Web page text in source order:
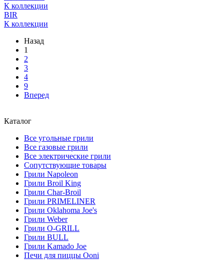
К коллекции
BIR
К коллекции
Назад
1
2
3
4
9
Вперед
Каталог
Все угольные грили
Все газовые грили
Все электрические грили
Сопутствующие товары
Грили Napoleon
Грили Broil King
Грили Char-Broil
Грили PRIMELINER
Грили Oklahoma Joe's
Грили Weber
Грили O-GRILL
Грили BULL
Грили Kamado Joe
Печи для пиццы Ooni